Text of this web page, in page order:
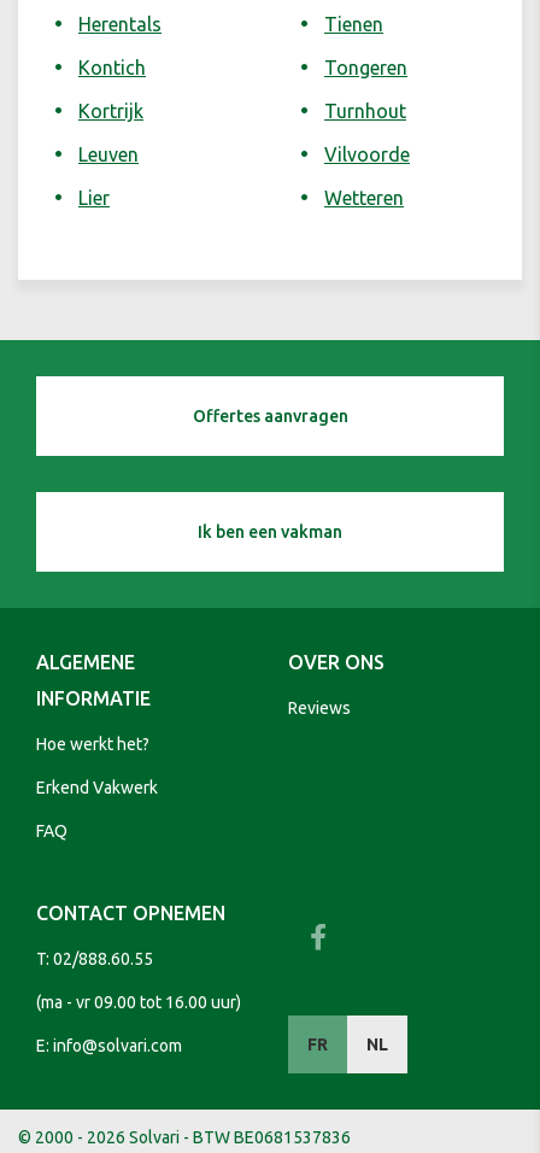
Herentals
Kontich
Kortrijk
Leuven
Lier
Tienen
Tongeren
Turnhout
Vilvoorde
Wetteren
Offertes aanvragen
Ik ben een vakman
ALGEMENE
INFORMATIE
Hoe werkt het?
Erkend Vakwerk
FAQ
OVER ONS
Reviews
CONTACT OPNEMEN
T: 02/888.60.55
(ma - vr 09.00 tot 16.00 uur)
E: info@solvari.com FR NL
© 2000 - 2026 Solvari - BTW BE0681537836